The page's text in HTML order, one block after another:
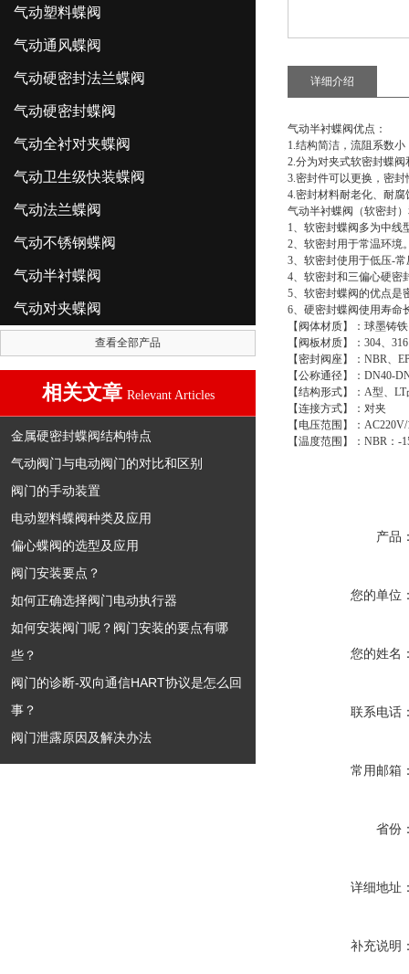
气动塑料蝶阀
气动通风蝶阀
气动硬密封法兰蝶阀
气动硬密封蝶阀
气动全衬对夹蝶阀
气动卫生级快装蝶阀
气动法兰蝶阀
气动不锈钢蝶阀
气动半衬蝶阀
气动对夹蝶阀
查看全部产品
相关文章 Relevant Articles
金属硬密封蝶阀结构特点
气动阀门与电动阀门的对比和区别
阀门的手动装置
电动塑料蝶阀种类及应用
偏心蝶阀的选型及应用
阀门安装要点？
如何正确选择阀门电动执行器
如何安装阀门呢？阀门安装的要点有哪
些？
阀门的诊断-双向通信HART协议是怎么回
事？
阀门泄露原因及解决办法
详细介绍
气动半衬蝶阀优点：
1.结构简洁，流阻系数
2.分为对夹式软密封蝶
3.密封件可以更换，密
4.密封材料耐老化、耐
气动半衬蝶阀
（软密封）
1、软密封蝶阀多为中线
2、软密封用于常温环境
3、软密封使用于低压-
4、软密封和三偏心硬密
5、软密封蝶阀的优点是
6、硬密封蝶阀使用寿命
【阀体材质】：球墨铸
【阀板材质】：304、
【密封阀座】：NBR、
【公称通径】：DN40-
【结构形式】：A型、
【连接方式】：对夹
【电压范围】：
【温度范围】：NBR：
产品
您的单位
您的姓名
联系电话
常用邮箱
省份
详细地址
补充说明